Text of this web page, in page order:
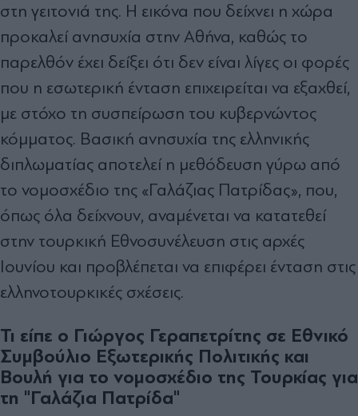
στη γειτονιά της. Η εικόνα που δείχνει η χώρα
προκαλεί ανησυχία στην Αθήνα, καθώς το
παρελθόν έχει δείξει ότι δεν είναι λίγες οι φορές
που η εσωτερική ένταση επιχειρείται να εξαχθεί,
με στόχο τη συσπείρωση του κυβερνώντος
κόμματος. Βασική ανησυχία της ελληνικής
διπλωματίας αποτελεί η μεθόδευση γύρω από
το νομοσχέδιο της «Γαλάζιας Πατρίδας», που,
όπως όλα δείχνουν, αναμένεται να κατατεθεί
στην τουρκική Εθνοσυνέλευση στις αρχές
Ιουνίου και προβλέπεται να επιφέρει ένταση στις
ελληνοτουρκικές σχέσεις.
Τι είπε ο Γιώργος Γεραπετρίτης σε Εθνικό
Συμβούλιο Εξωτερικής Πολιτικής και
Βουλή για το νομοσχέδιο της Τουρκίας για
τη "Γαλάζια Πατρίδα"